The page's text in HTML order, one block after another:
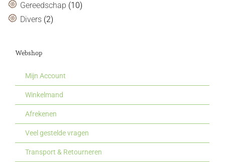
Gereedschap (10)
Divers (2)
Webshop
Mijn Account
Winkelmand
Afrekenen
Veel gestelde vragen
Transport & Retourneren